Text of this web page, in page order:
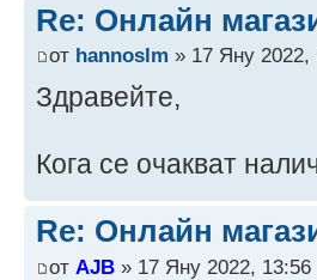
Re: Онлайн
от hannoslm » 17 Яну 2022,
Здравейте,
Кога се очакват
Re: Онлайн
от AJB » 17 Яну 2022, 13:56